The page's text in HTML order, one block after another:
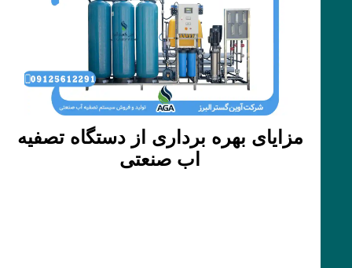
مزایای بهره برداری از دستگاه تصفیه
اب صنعتی